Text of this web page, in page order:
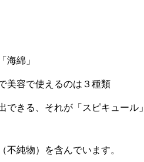
海綿」
美容で使えるのは３種類
きる、それが「スピキュール」
不純物）を含んでいます。